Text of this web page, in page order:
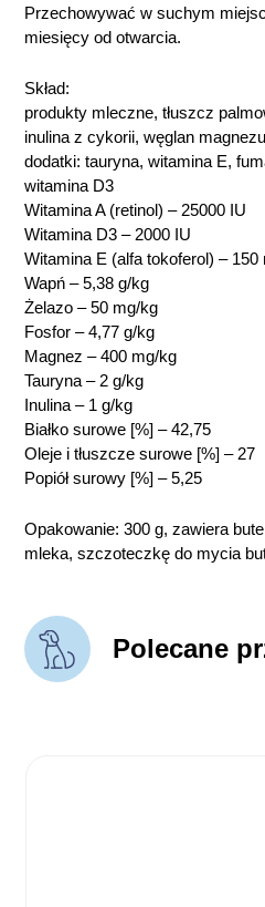
Przechowywać w suchym
miesięcy od otwarcia.
Skład:
produkty mleczne, tłuszcz
inulina z cykorii, węglan
dodatki: tauryna, witamina E,
witamina D3
Witamina A (retinol) – 25000 IU
Witamina D3 – 2000 IU
Witamina E (alfa tokoferol) – 150
Wapń – 5,38 g/kg
Żelazo – 50 mg/kg
Fosfor – 4,77 g/kg
Magnez – 400 mg/kg
Tauryna – 2 g/kg
Inulina – 1 g/kg
Białko surowe [%] – 42,75
Oleje i tłuszcze surowe [%] – 27
Popiół surowy [%] – 5,25
Opakowanie: 300 g, zawiera
mleka, szczoteczkę do mycia
Polecane